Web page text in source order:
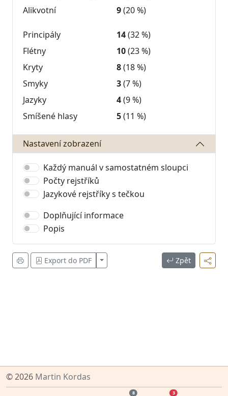
Alikvotní
9(20 %)
Principály 14(32 %)
Flétny
10(23 %)
Kryty
8(18 %)
Smyky
3(7 %)
Jazyky
4(9 %)
Smíšené hlasy
5(11 %)
Nastavení zobrazení
Každý manuál v samostatném sloupci
Počty rejstříků
Jazykové rejstříky s tečkou
Doplňující informace
Popis
Export do PDF Zobrazit více Zpět
© 2026 Martin Kordas
8 3